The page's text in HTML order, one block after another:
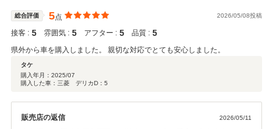
総合評価 5点 2026/05/08投稿
接客 : 5 雰囲気 : 5 アフター : 5 品質 : 5
県外から車を購入しました。 親切な対応でとても安心しました。
タケ
購入年月： 2025/07
購入した車：三菱 デリカD：5
販売店の返信 2026/05/11